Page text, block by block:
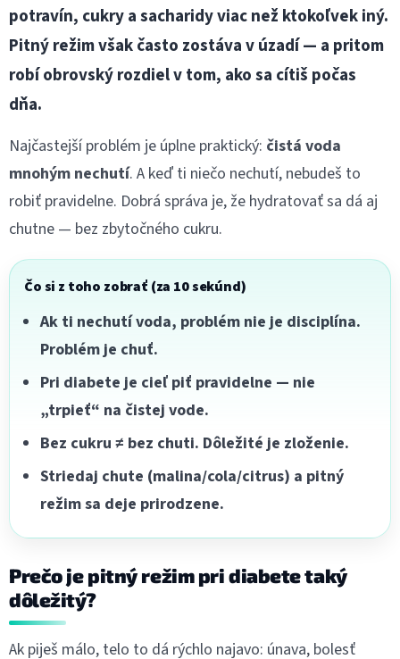
potravín, cukry a sacharidy viac než ktokoľvek iný.
Pitný režim však často zostáva v úzadí — a pritom
robí obrovský rozdiel v tom, ako sa cítiš počas
dňa.
Najčastejší problém je úplne praktický: čistá voda
mnohým nechutí. A keď ti niečo nechutí, nebudeš to
robiť pravidelne. Dobrá správa je, že hydratovať sa dá aj
chutne — bez zbytočného cukru.
Čo si z toho zobrať (za 10 sekúnd)
Ak ti nechutí voda, problém nie je disciplína.
Problém je chuť.
Pri diabete je cieľ piť pravidelne — nie
„trpieť“ na čistej vode.
Bez cukru ≠ bez chuti. Dôležité je zloženie.
Striedaj chute (malina/cola/citrus) a pitný
režim sa deje prirodzene.
Prečo je pitný režim pri diabete taký
dôležitý?
Ak piješ málo, telo to dá rýchlo najavo: únava, bolesť